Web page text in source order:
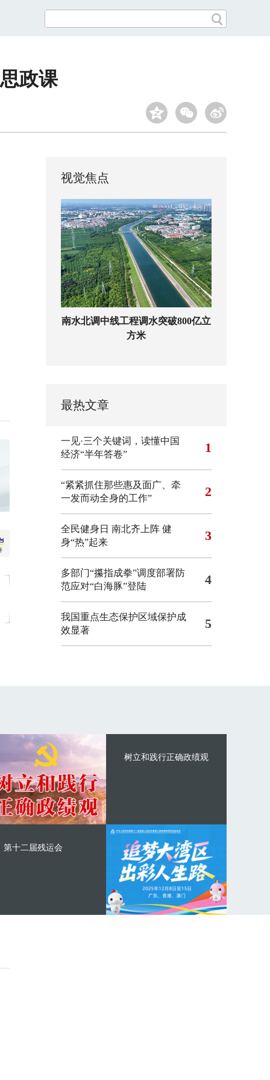
政课
视觉焦点
南水北调中线工程调水突破800亿立
方米
最热文章
一见·三个关键词，读懂中国
经济“半年答卷”
1
“紧紧抓住那些惠及面广、牵
一发而动全身的工作”
2
全民健身日 南北齐上阵 健
身“热”起来
3
多部门“攥指成拳”调度部署防
范应对“白海豚”登陆
4
我国重点生态保护区域保护成
效显著
5
树立和践行正确政绩观
第十二届残运会